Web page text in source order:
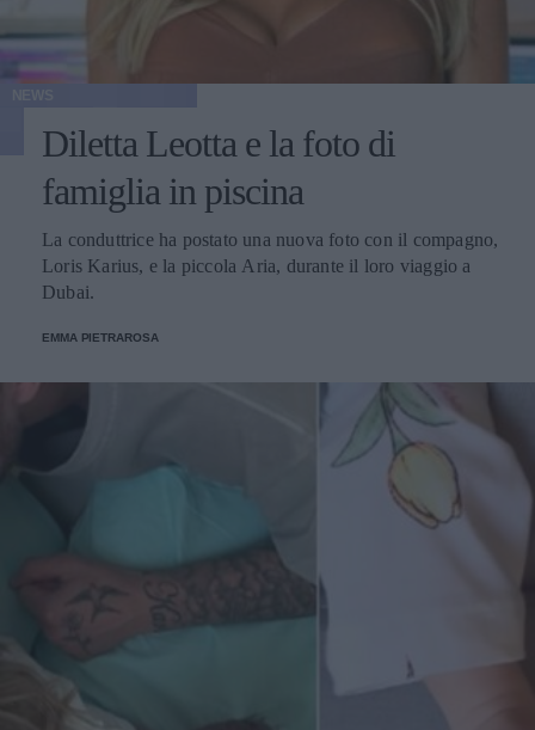
Diletta Leotta e la foto di
famiglia in piscina
La conduttrice ha postato una nuova foto con il compagno,
Loris Karius, e la piccola Aria, durante il loro viaggio a
Dubai.
EMMA PIETRAROSA